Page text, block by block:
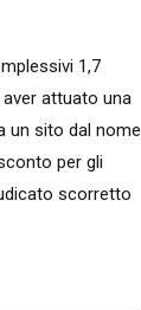
1,7
aver attuato una
un sito dal nome
per gli
scorretto